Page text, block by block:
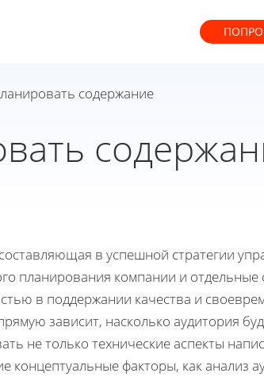
содержание
в успешной стратегии
планирования компании и отдельные
в поддержании качества и
зависит, насколько аудитория
не только технические аспекты
концептуальные факторы, как анализ